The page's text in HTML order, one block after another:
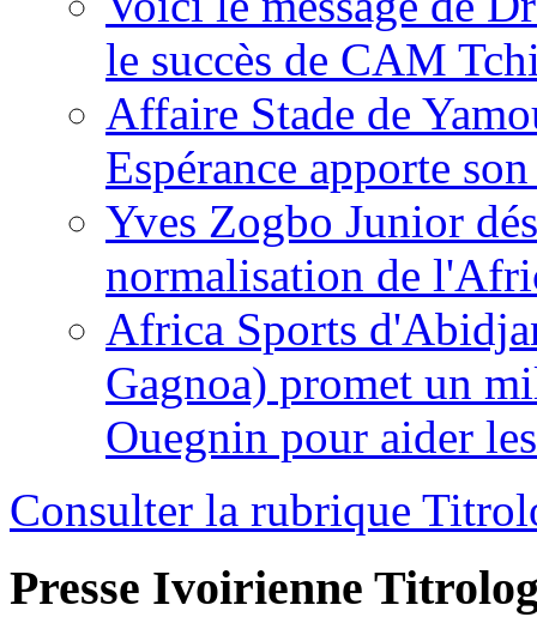
le succès de CAM
Affaire Stade de
Espérance apporte
Yves Zogbo Junior
normalisation de
Africa Sports
Gagnoa) promet un
Ouegnin pour aider
Consulter la rubrique
Presse Ivoirienne